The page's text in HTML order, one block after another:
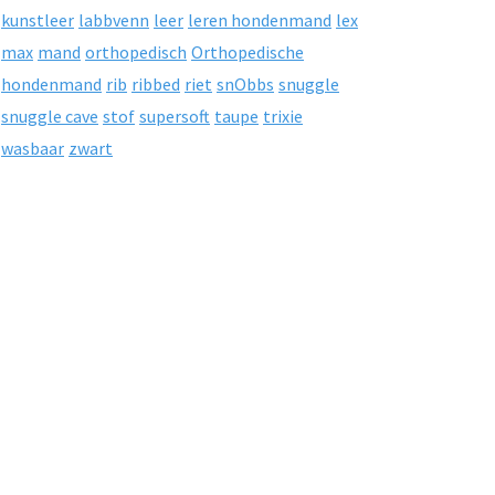
kunstleer labbvenn leer leren hondenmand lex
max mand orthopedisch Orthopedische
hondenmand rib ribbed riet snObbs snuggle
snuggle cave stof supersoft taupe trixie
wasbaar zwart